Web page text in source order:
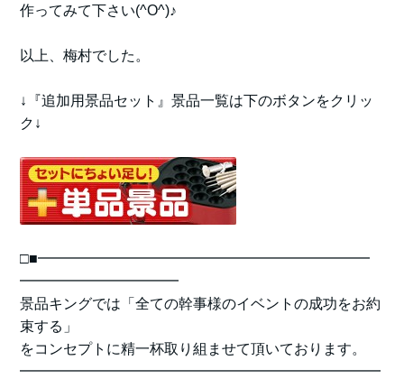
作ってみて下さい(^O^)♪
以上、梅村でした。
↓『追加用景品セット』景品一覧は下のボタンをクリッ
ク↓
□■━━━━━━━━━━━━━━━━━━━━━━━
━━━━━━━━━━━
景品キングでは「全ての幹事様のイベントの成功をお約
束する」
をコンセプトに精一杯取り組ませて頂いております。
━━━━━━━━━━━━━━━━━━━━━━━━━